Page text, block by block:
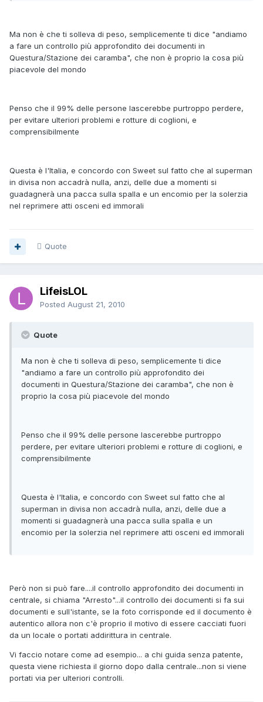
Ma non è che ti solleva di peso, semplicemente ti dice "andiamo
a fare un controllo più approfondito dei documenti in
Questura/Stazione dei caramba", che non è proprio la cosa più
piacevole del mondo
Penso che il 99% delle persone lascerebbe purtroppo perdere,
per evitare ulteriori problemi e rotture di coglioni, e
comprensibilmente
Questa è l'Italia, e concordo con Sweet sul fatto che al superman
in divisa non accadrà nulla, anzi, delle due a momenti si
guadagnerà una pacca sulla spalla e un encomio per la solerzia
nel reprimere atti osceni ed immorali
Quote
LifeisLOL
Posted August 21, 2010
Quote
Ma non è che ti solleva di peso, semplicemente ti dice
"andiamo a fare un controllo più approfondito dei
documenti in Questura/Stazione dei caramba", che non è
proprio la cosa più piacevole del mondo
Penso che il 99% delle persone lascerebbe purtroppo
perdere, per evitare ulteriori problemi e rotture di coglioni, e
comprensibilmente
Questa è l'Italia, e concordo con Sweet sul fatto che al
superman in divisa non accadrà nulla, anzi, delle due a
momenti si guadagnerà una pacca sulla spalla e un
encomio per la solerzia nel reprimere atti osceni ed immorali
Però non si può fare....il controllo approfondito dei documenti in
centrale, si chiama "Arresto"...il controllo dei documenti si fa sui
documenti e sull'istante, se la foto corrisponde ed il documento è
autentico allora non c'è proprio il motivo di essere cacciati fuori
da un locale o portati addirittura in centrale.
Vi faccio notare come ad esempio... a chi guida senza patente,
questa viene richiesta il giorno dopo dalla centrale...non si viene
portati via per ulteriori controlli.